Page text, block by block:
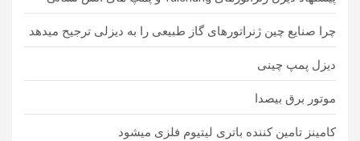
چرا صنایع چین ژنراتورهای گاز طبیعی را به دیزلی ترجیح میدهد
دیزل پمپ چینی
موتور برق بیصدا
کامینز تامین کننده باتری لیتیوم فلزی میشود